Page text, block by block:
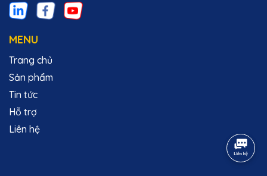
MENU
Trang chủ
Sản phẩm
Tin tức
Hỗ trợ
Liên hệ